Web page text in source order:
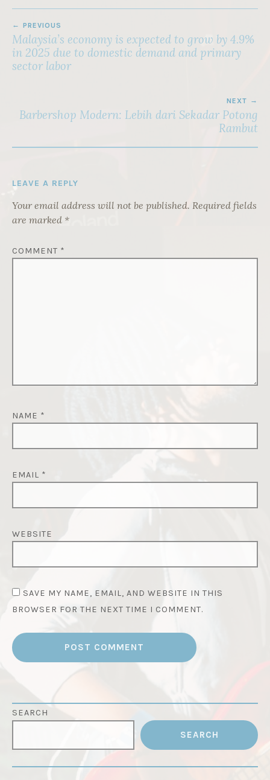
NAVIGATION
PREVIOUS
Malaysia’s economy is expected to grow by 4.9%
in 2025 due to domestic demand and primary
sector labor
NEXT
Barbershop Modern: Lebih dari Sekadar Potong
Rambut
LEAVE A REPLY
Your email address will not be published. Required fields
are marked *
COMMENT *
NAME *
EMAIL *
WEBSITE
SAVE MY NAME, EMAIL, AND WEBSITE IN THIS
BROWSER FOR THE NEXT TIME I COMMENT.
SEARCH
SEARCH